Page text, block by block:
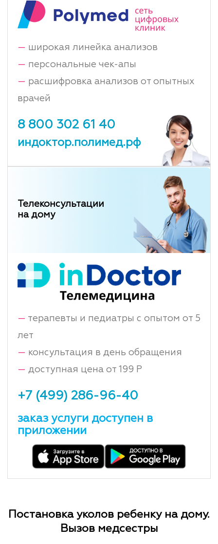
— широкая линейка анализов
— персональные чек-апы
— расшифровка анализов от опытных
врачей
8 800 302 61 40
индоктор.полимед.рф
Телеконсультации
на дому
— терапевты и педиатры с опытом от 5
лет
— консультация в день обращения
— доступная цена от 199 Р
+7 (499) 286-96-40
заказ услуги доступен в
приложении
Постановка уколов ребенку на дому.
Вызов медсестры